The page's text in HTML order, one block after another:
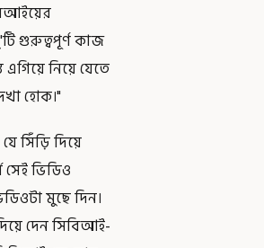
গুরুত্বপূর্ণ কাজ
নিয়ে যেতে
হোক।"
সিঁড়ি দিয়ে
ভিডিও
মুছে দিন।
দেন সিবিআই-